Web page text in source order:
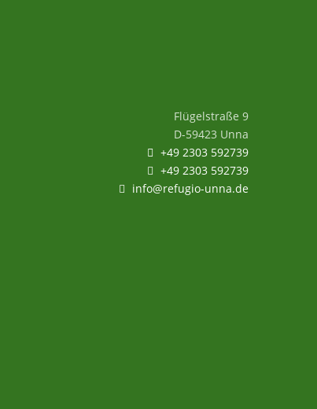
Flügelstraße 9
D-59423 Unna
+49 2303 592739
+49 2303 592739
info@refugio-unna.de